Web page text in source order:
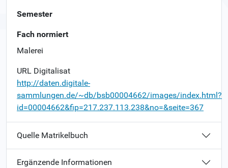
Semester
Fach normiert
Malerei
URL Digitalisat
http://daten.digitale-
sammlungen.de/~db/bsb00004662/images/index.html?
id=00004662&fip=217.237.113.238&no=&seite=367
Quelle Matrikelbuch
Ergänzende Informationen